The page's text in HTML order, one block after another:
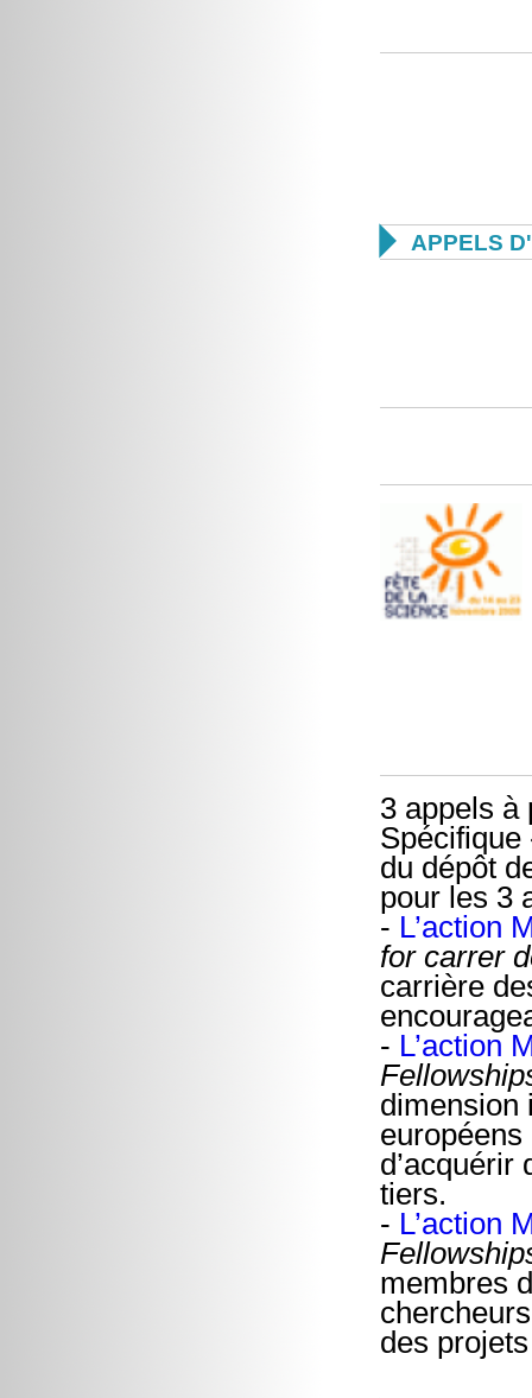
 APPELS
3 appels à
Spécifique
du dépôt
pour les 3
- L’action
for carrer
carrière
- L’action
dimension
européens
d’acquérir
tiers.
- L’action
membres
des